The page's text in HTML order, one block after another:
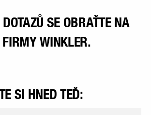
SE OBRAŤTE NA
FIRMY WINKLER.
SI HNED TEĎ: